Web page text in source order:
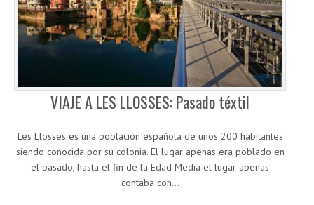
VIAJE A LES LLOSSES: Pasado téxtil
Les Llosses es una población española de unos 200 habitantes
siendo conocida por su colonia. El lugar apenas era poblado en
el pasado, hasta el fin de la Edad Media el lugar apenas
contaba con…